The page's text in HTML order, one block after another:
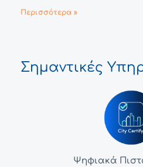
Περισσότερα »
Σημαντικές
Ψηφιακά